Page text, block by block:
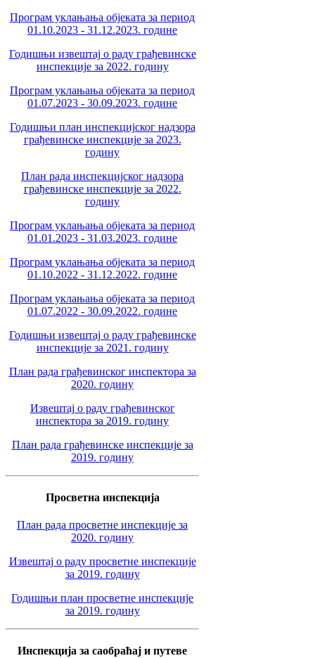
Програм уклањања објеката за период
01.10.2023 - 31.12.2023. године
Годишњи извештај о раду грађевинске
инспекције за 2022. годину
Програм уклањања објеката за период
01.07.2023 - 30.09.2023. године
Годишњи план инспекцијског надзора
грађевинске инспекције за 2023.
годину
План рада инспекцијског надзора
грађевинске инспекције за 2022.
годину
Програм уклањања објеката за период
01.01.2023 - 31.03.2023. године
Програм уклањања објеката за период
01.10.2022 - 31.12.2022. године
Програм уклањања објеката за период
01.07.2022 - 30.09.2022. године
Годишњи извештај о раду грађевинске
инспекције за 2021. годину
План рада грађевинског инспектора за
2020. годину
Извештај о раду грађевинског
инспектора за 2019. годину
План рада грађевинске инспекције за
2019. годину
Просветна инспекција
План рада просветне инспекције за
2020. годину
Извештај о раду просветне инспекције
за 2019. годину
Годишњи план просветне инспекције
за 2019. годину
Инспекција за саобраћај и путеве